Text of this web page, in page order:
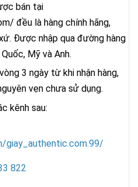
bán tại
đều là hàng chính hãng,
Được nhập qua đường hàng
Mỹ và Anh.
3 ngày từ khi nhận hàng,
vẹn chưa sử dụng.
kênh sau:
giay_authentic.com.99/
822